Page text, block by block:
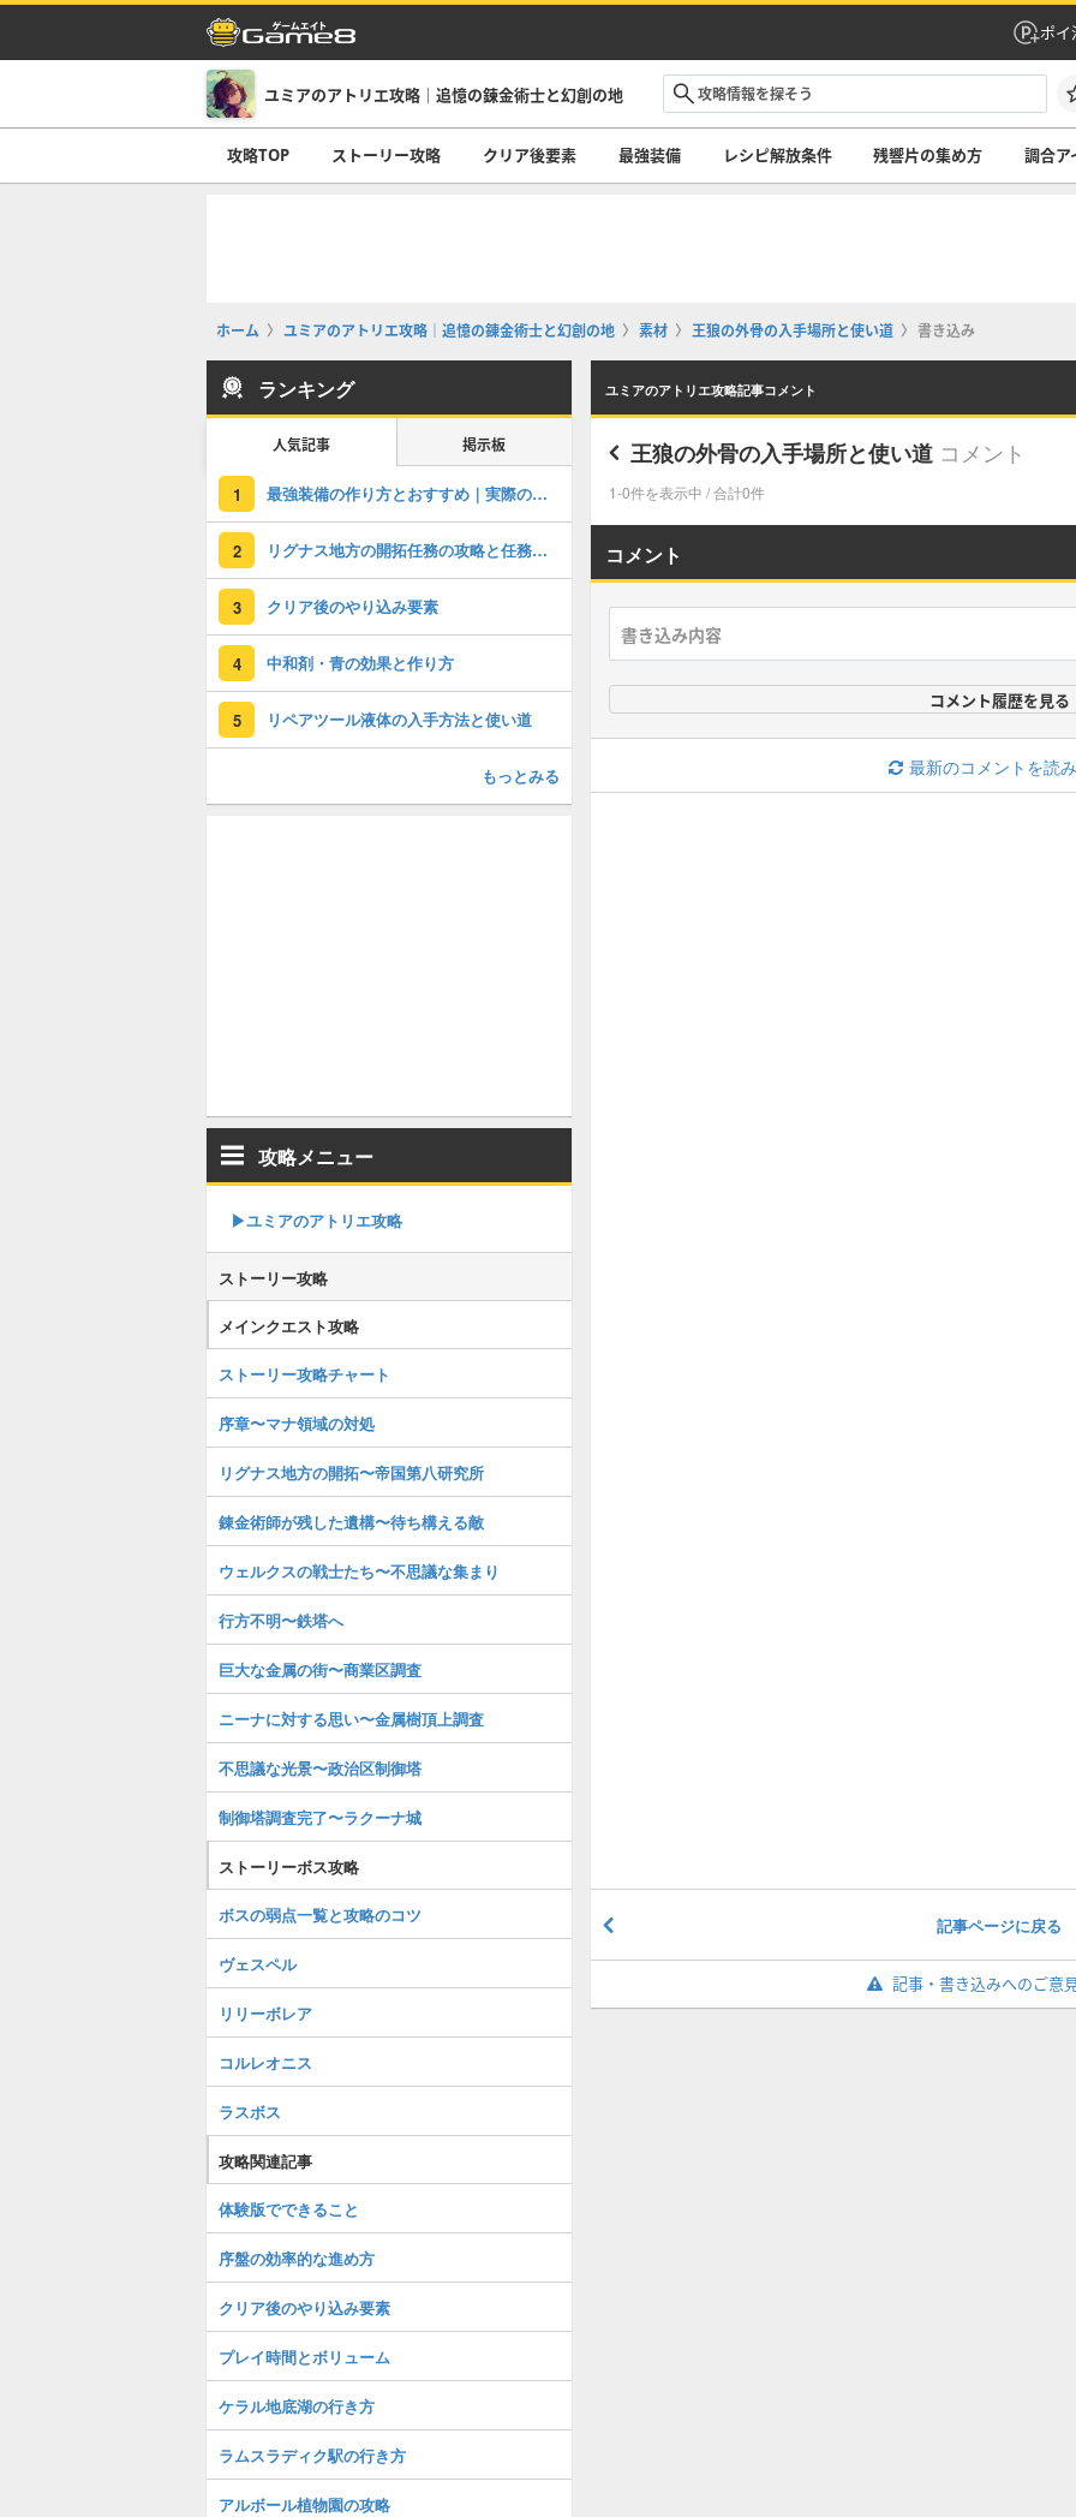
ポイ
ユミアのアトリエ攻略｜追憶の錬金術士と幻創の地
攻略TOP ストーリー攻略 クリア後要素 最強装備 レシピ解放条件 残響片の集め方 調合ア
ホーム ユミアのアトリエ攻略｜追憶の錬金術士と幻創の地 素材 王狼の外骨の入手場所と使い道 書き込み
ユミアのアトリエ攻略記事コメント
王狼の外骨の入手場所と使い道 コメント
1-0件を表示中 / 合計0件
コメント
コメント履歴を見る
最新のコメントを読
記事ページに戻る
記事・書き込みへのご意
ランキング
人気記事 掲示板
1 最強装備の作り方とおすすめ｜実際の作成手順も紹介
2 リグナス地方の開拓任務の攻略と任務一覧
3 クリア後のやり込み要素
4 中和剤・青の効果と作り方
5 リペアツール液体の入手方法と使い道
もっとみる
攻略メニュー
▶︎ユミアのアトリエ攻略
ストーリー攻略
メインクエスト攻略
ストーリー攻略チャート
序章〜マナ領域の対処
リグナス地方の開拓〜帝国第八研究所
錬金術師が残した遺構〜待ち構える敵
ウェルクスの戦士たち〜不思議な集まり
行方不明〜鉄塔へ
巨大な金属の街〜商業区調査
ニーナに対する思い〜金属樹頂上調査
不思議な光景〜政治区制御塔
制御塔調査完了〜ラクーナ城
ストーリーボス攻略
ボスの弱点一覧と攻略のコツ
ヴェスペル
リリーボレア
コルレオニス
ラスボス
攻略関連記事
体験版でできること
序盤の効率的な進め方
クリア後のやり込み要素
プレイ時間とボリューム
ケラル地底湖の行き方
ラムスラディク駅の行き方
アルボール植物園の攻略